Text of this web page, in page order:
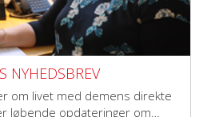
NYHEDSBREV
om livet med demens direkte
løbende opdateringer om